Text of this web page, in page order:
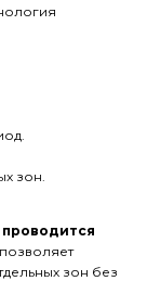
зон.
зон без